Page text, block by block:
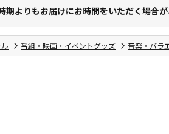
期よりもお届けにお時間をいただく場合
番組・映画・イベントグッズ 音楽・バラ